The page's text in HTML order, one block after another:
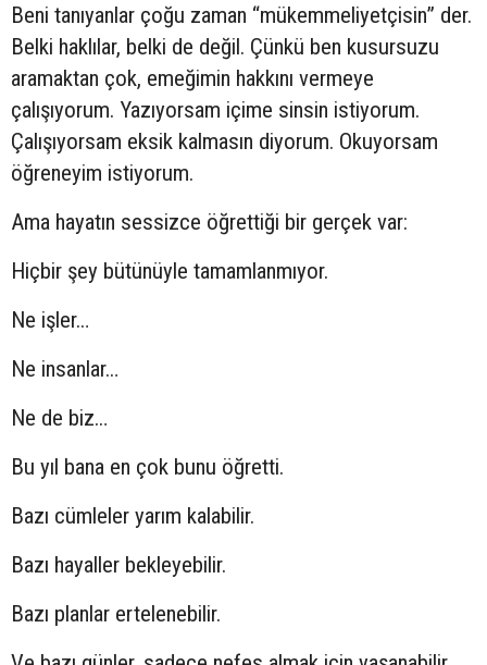
Beni tanıyanlar çoğu zaman “mükemmeliyetçisin” der.
Belki haklılar, belki de değil. Çünkü ben kusursuzu
aramaktan çok, emeğimin hakkını vermeye
çalışıyorum. Yazıyorsam içime sinsin istiyorum.
Çalışıyorsam eksik kalmasın diyorum. Okuyorsam
öğreneyim istiyorum.
Ama hayatın sessizce öğrettiği bir gerçek var:
Hiçbir şey bütünüyle tamamlanmıyor.
Ne işler…
Ne insanlar…
Ne de biz…
Bu yıl bana en çok bunu öğretti.
Bazı cümleler yarım kalabilir.
Bazı hayaller bekleyebilir.
Bazı planlar ertelenebilir.